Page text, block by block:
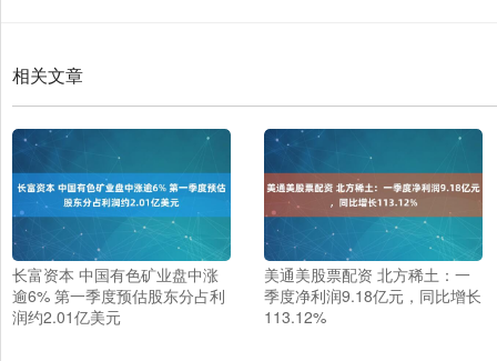
相关文章
长富资本 中国有色矿业盘中涨
逾6% 第一季度预估股东分占利
润约2.01亿美元
美通美股票配资 北方稀土：一
季度净利润9.18亿元，同比增长
113.12%